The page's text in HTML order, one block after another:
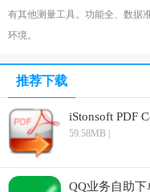
有其他测量工具。功能全、数据
环境。
推荐下载
iStonsoft PDF
59.58MB |
QQ业务自助